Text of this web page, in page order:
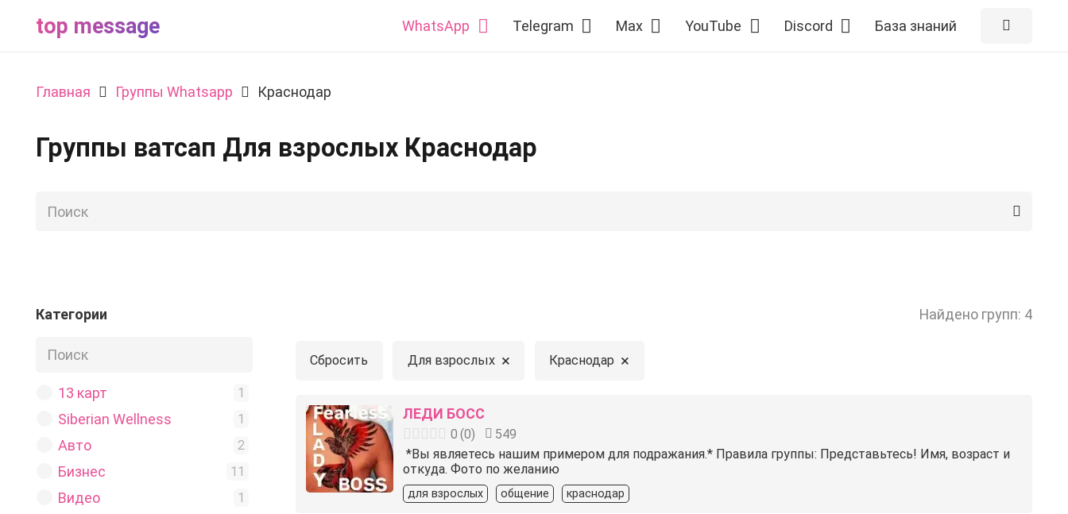
top message WhatsApp Telegram Max YouTube Discord База знаний
Главная Группы Whatsapp Краснодар
Группы ватсап Для взрослых Краснодар
Категории
13 карт 1
Siberian Wellness 1
Авто 2
Бизнес 11
Видео 1
Найдено групп: 4
Сбросить Для взрослых × Краснодар ×
ЛЕДИ БОСС
0 (0)
549
️ *Вы являетесь нашим примером для подражания.* Правила группы: Представьтесь! Имя, возраст и
откуда. Фото по желанию
для взрослых общение краснодар